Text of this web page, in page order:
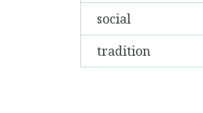
social
tradition